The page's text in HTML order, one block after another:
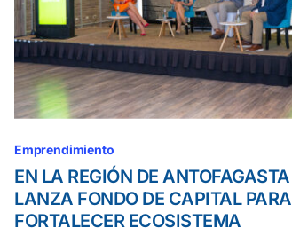
Emprendimiento
EN LA REGIÓN DE
LANZA FONDO DE CAPITAL PARA
FORTALECER ECOSISTEMA